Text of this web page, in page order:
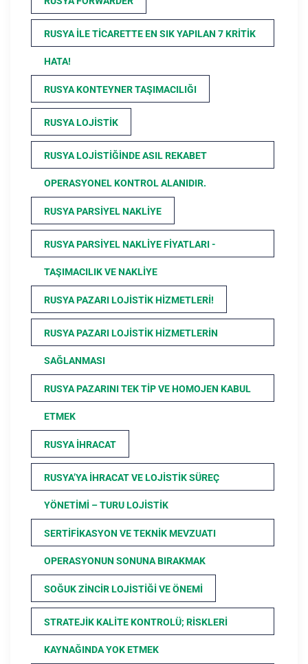
RUSYA ILE TICARETTE EN SIK YAPILAN 7 KRITIK
HATA!
RUSYA KONTEYNER TAŞIMACILIĞI
RUSYA LOJISTIK
RUSYA LOJISTIĞINDE ASIL REKABET
OPERASYONEL KONTROL ALANIDIR.
RUSYA PARSIYEL NAKLIYE
RUSYA PARSIYEL NAKLIYE FIYATLARI -
TAŞIMACILIK VE NAKLIYE
RUSYA PAZARI LOJISTIK HIZMETLERI!
RUSYA PAZARI LOJISTIK HIZMETLERIN
SAĞLANMASI
RUSYA PAZARINI TEK TIP VE HOMOJEN KABUL
ETMEK
RUSYA İHRACAT
RUSYA’YA İHRACAT VE LOJISTIK SÜREÇ
YÖNETIMI – TURU LOJISTIK
SERTIFIKASYON VE TEKNIK MEVZUATI
OPERASYONUN SONUNA BIRAKMAK
SOĞUK ZINCIR LOJISTIĞI VE ÖNEMI
STRATEJIK KALITE KONTROLÜ; RISKLERI
KAYNAĞINDA YOK ETMEK